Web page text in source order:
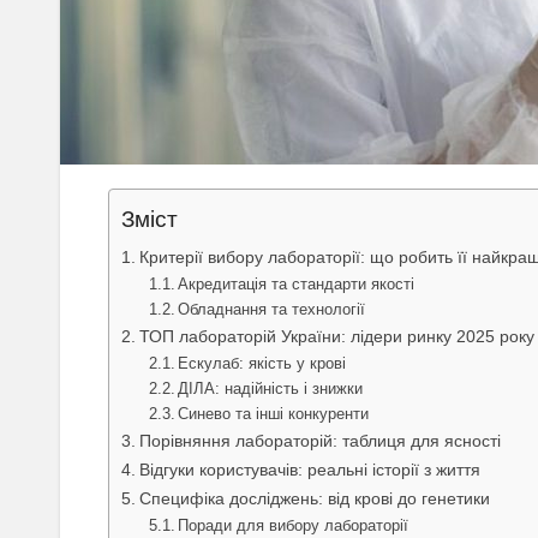
Зміст
Критерії вибору лабораторії: що робить її
Акредитація та стандарти якості
Обладнання та технології
ТОП лабораторій України: лідери ринку 2025 року
Ескулаб: якість у крові
ДІЛА: надійність і знижки
Синево та інші конкуренти
Порівняння лабораторій: таблиця для ясності
Відгуки користувачів: реальні історії з життя
Специфіка досліджень: від крові до генетики
Поради для вибору лабораторії